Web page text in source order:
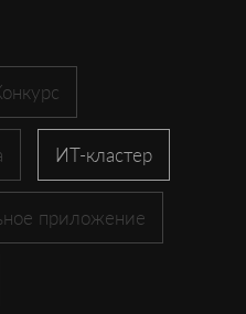
ИТ-кластер
приложение